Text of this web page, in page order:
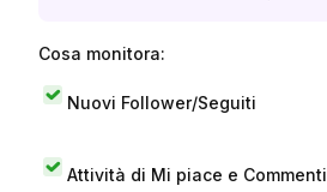
Cosa monitora:
Nuovi Follower/Seguiti
Attività di Mi piace e Commenti